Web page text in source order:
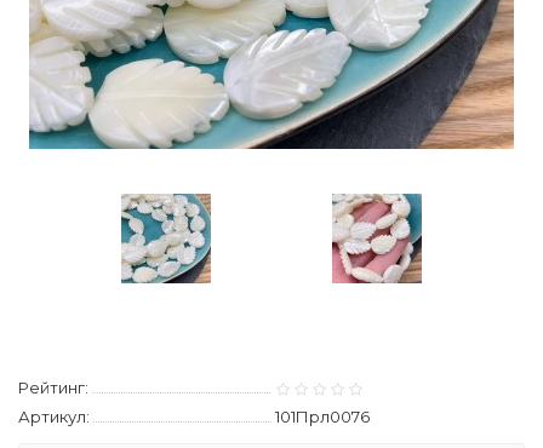
Рейтинг:
Артикул:
101Прл0076